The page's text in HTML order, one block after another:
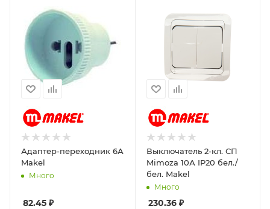
Адаптер-переходник 6А
Makel
Много
82.45 ₽
Выключатель 2-кл. СП
Mimoza 10А IP20 бел./
бел. Makel
Много
230.36₽